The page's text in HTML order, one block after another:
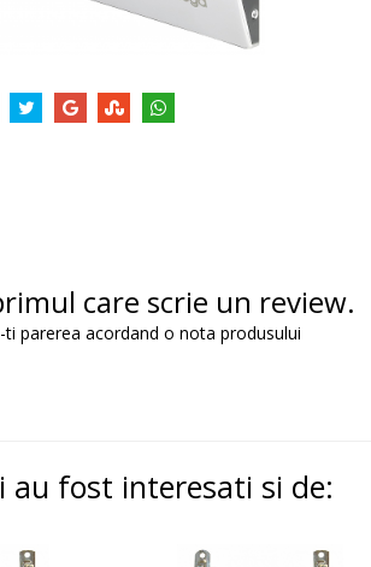
care scrie un review.
ti parerea acordand o nota produsului
fost interesati si de: